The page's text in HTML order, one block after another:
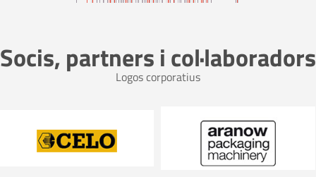
Socis, partners i col·laboradors
Logos corporatius